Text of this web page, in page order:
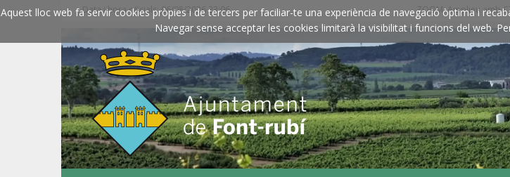
Aquest lloc web fa servir cookies pròpies i de tercers per faciliar-te una experiència de navegació òptima i
Navegar sense acceptar les cookies limitarà la visibilitat i funcions del web.
Data i hora oficials: 06/08/2026 23:06 ZOOM: Amplieu amb